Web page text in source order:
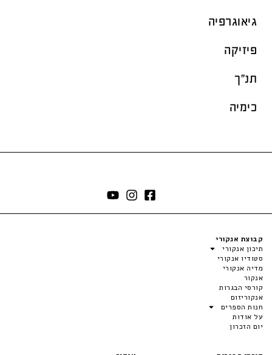
גיאוגרפיה
פיזיקה
תנ"ך
כימיה
קבוצת אנקורי
תיכון אנקורי
סטודיו אנקורי
מדיה אנקורי
אנקור
קורסי הבגרות
אנקוריזום
חנות הספרים
על אודות
יום הזכרון